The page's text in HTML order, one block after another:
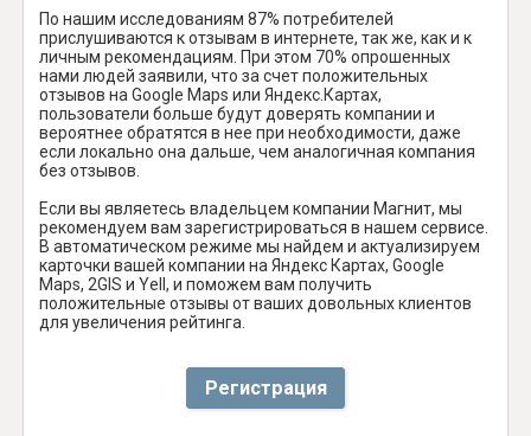
По нашим исследованиям 87% потребителей
прислушиваются к отзывам в интернете, так же, как и к
личным рекомендациям. При этом 70% опрошенных
нами людей заявили, что за счет положительных
отзывов на Google Maps или Яндекс.Картах,
пользователи больше будут доверять компании и
вероятнее обратятся в нее при необходимости, даже
если локально она дальше, чем аналогичная компания
без отзывов.
Если вы являетесь владельцем компании Магнит, мы
рекомендуем вам зарегистрироваться в нашем сервисе.
В автоматическом режиме мы найдем и актуализируем
карточки вашей компании на Яндекс Картах, Google
Maps, 2GIS и Yell, и поможем вам получить
положительные отзывы от ваших довольных клиентов
для увеличения рейтинга.
Регистрация